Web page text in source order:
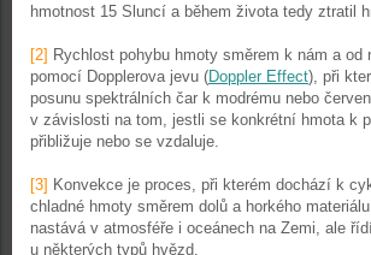
hmotnost 15 Sluncí a během života tedy ztratil
[2] Rychlost pohybu hmoty směrem k nám a od
pomocí Dopplerova jevu (Doppler Effect), při
posunu spektrálních čar k modrému nebo
v závislosti na tom, jestli se konkrétní hmota k
přibližuje nebo se vzdaluje.
[3] Konvekce je proces, při kterém dochází k
chladné hmoty směrem dolů a horkého
nastává v atmosféře i oceánech na Zemi, ale
u některých typů hvězd.